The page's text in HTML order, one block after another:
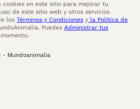
cookies en este sitio para mejorar tu
de este sitio web y otros servicios
los Términos y Condiciones y la Política de
Puedes Administrar tus
- Mundoanimalia